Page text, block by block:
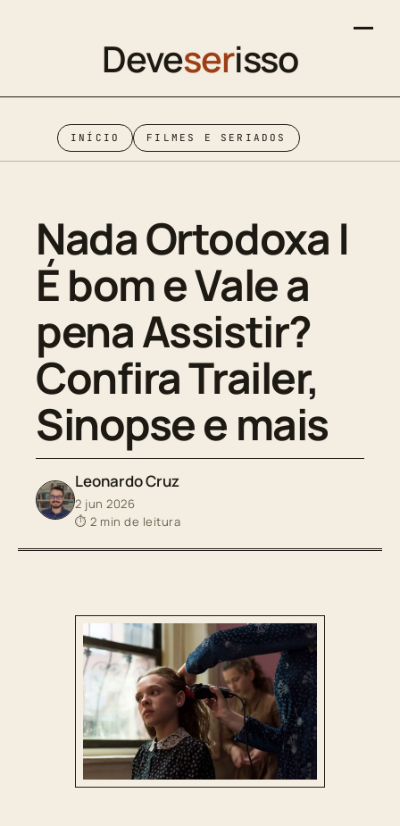
Deveserisso
INÍCIO FILMES E SERIADOS
Nada Ortodoxa |
É bom e Vale a
pena Assistir?
Confira Trailer,
Sinopse e mais
Leonardo Cruz
2 jun 2026
⏱ 2 min de leitura